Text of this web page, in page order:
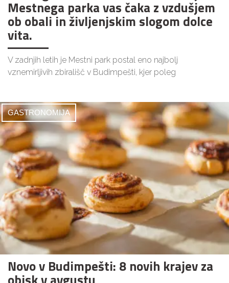
Mestnega parka vas čaka z vzdušjem
ob obali in življenjskim slogom dolce
vita.
V zadnjih letih je Mestni park postal eno najbolj
vznemirljivih zbirališč v Budimpešti, kjer poleg
GASTRONOMIJA
Novo v Budimpešti: 8 novih krajev za